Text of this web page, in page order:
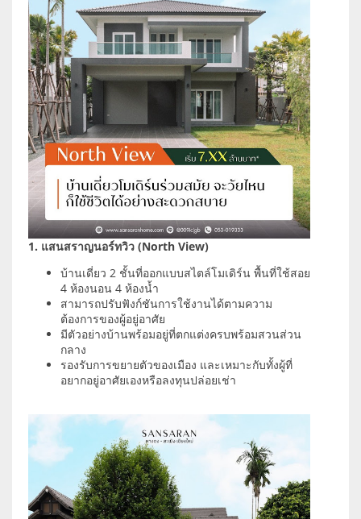
1. แสนสราญนอร์ทวิว (North View)
บ้านเดี่ยว 2 ชั้นที่ออกแบบสไตล์โมเดิร์น พื้นที่ใช้สอย
4 ห้องนอน 4 ห้องน้ำ
สามารถปรับฟังก์ชันการใช้งานได้ตามความ
ต้องการของผู้อยู่อาศัย
มีตัวอย่างบ้านพร้อมอยู่ที่ตกแต่งครบพร้อมสวนส่วน
กลาง
รองรับการขยายตัวของเมือง และเหมาะกับทั้งผู้ที่
อยากอยู่อาศัยเองหรือลงทุนปล่อยเช่า